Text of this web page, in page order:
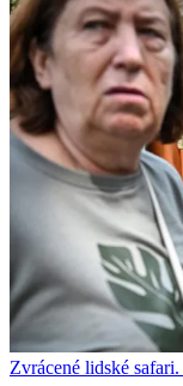
Zvrácené lidské